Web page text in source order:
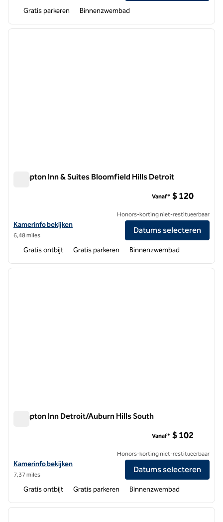
Gratis parkeren Binnenzwembad
1 van 12
Hampton Inn & Suites Bloomfield Hills Detroit
Bekijk hoteldetails voor Hampton Inn & Suites Bloomfield Hills
Kamerinfo bekijken
6,48 miles
Vanaf* $ 120
Honors-korting niet-restitueerbaar
Datums selecteren
Gratis ontbijt Gratis parkeren Binnenzwembad
1 van 8
Hampton Inn Detroit/Auburn Hills South
Bekijk hoteldetails voor Hampton Inn Detroit/Auburn Hills South
Kamerinfo bekijken
7,37 miles
Vanaf* $ 102
Honors-korting niet-restitueerbaar
Datums selecteren
Gratis ontbijt Gratis parkeren Binnenzwembad
1 van 12